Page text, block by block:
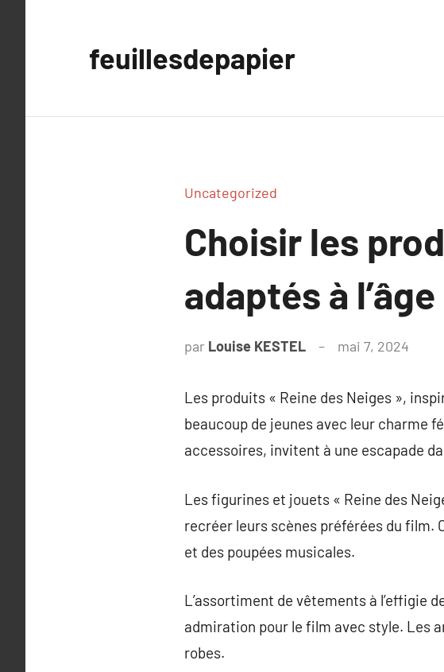
feuillesdepapier
Uncategorized
Choisir les
adaptés à
par Louise KESTEL mai 7, 2024
Les produits « Reine des Neiges »,
beaucoup de jeunes avec leur charme
accessoires, invitent à une escapade
Les figurines et jouets « Reine des
recréer leurs scènes préférées du film.
et des poupées musicales.
L’assortiment de vêtements à l’effigie
admiration pour le film avec style. Les
robes.